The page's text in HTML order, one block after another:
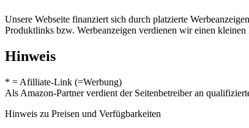
Unsere Webseite finanziert sich durch platzierte
Produktlinks bzw. Werbeanzeigen verdienen wir einen
Hinweis
* = Afilliate-Link (=Werbung)
Als Amazon-Partner verdient der Seitenbetreiber an
Hinweis zu Preisen und Verfügbarkeiten